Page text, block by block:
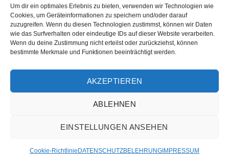
Um dir ein optimales Erlebnis zu bieten, verwenden wir Technologien wie
Cookies, um Geräteinformationen zu speichern und/oder darauf
zuzugreifen. Wenn du diesen Technologien zustimmst, können wir Daten
wie das Surfverhalten oder eindeutige IDs auf dieser Website verarbeiten.
Wenn du deine Zustimmung nicht erteilst oder zurückziehst, können
bestimmte Merkmale und Funktionen beeinträchtigt werden.
AKZEPTIEREN
ABLEHNEN
EINSTELLUNGEN ANSEHEN
Cookie-Richtlinie DATENSCHUTZBELEHRUNG IMPRESSUM
abzugeben.
DATENSCHUTZBELEHRUNG
Copyright 2026 © BAUMATERIAL